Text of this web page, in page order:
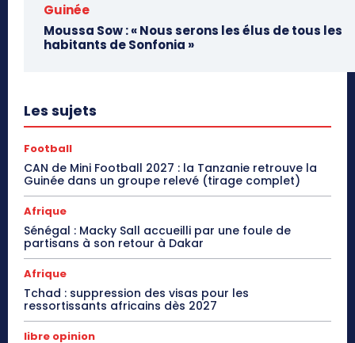
Guinée
Moussa Sow : « Nous serons les élus de tous les
habitants de Sonfonia »
Les sujets
Football
CAN de Mini Football 2027 : la Tanzanie retrouve la
Guinée dans un groupe relevé (tirage complet)
Afrique
Sénégal : Macky Sall accueilli par une foule de
partisans à son retour à Dakar
Afrique
Tchad : suppression des visas pour les
ressortissants africains dès 2027
libre opinion